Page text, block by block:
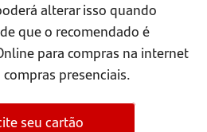
alterar isso quando
que o recomendado é
para compras na internet
presenciais.
seu cartão